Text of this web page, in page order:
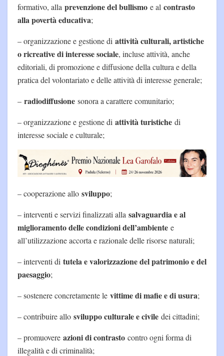
formativo, alla prevenzione del bullismo e al contrasto
alla povertà educativa;
– organizzazione e gestione di attività culturali, artistiche
o ricreative di interesse sociale, incluse attività, anche
editoriali, di promozione e diffusione della cultura e della
pratica del volontariato e delle attività di interesse generale;
– radiodiffusione sonora a carattere comunitario;
– organizzazione e gestione di attività turistiche di
interesse sociale e culturale;
– cooperazione allo sviluppo;
– interventi e servizi finalizzati alla salvaguardia e al
miglioramento delle condizioni dell’ambiente e
all’utilizzazione accorta e razionale delle risorse naturali;
– interventi di tutela e valorizzazione del patrimonio e del
paesaggio;
– sostenere concretamente le vittime di mafie e di usura;
– contribuire allo sviluppo culturale e civile dei cittadini;
– promuovere azioni di contrasto contro ogni forma di
illegalità e di criminalità;